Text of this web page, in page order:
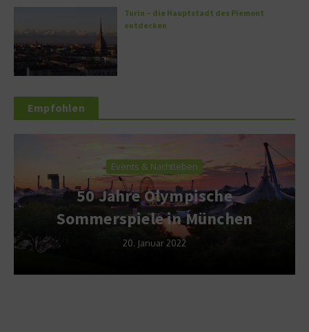
Turin – die Hauptstadt des Piemont
entdecken
Empfohlen
Events & Nachtleben
50 Jahre Olympische
Sommerspiele in München
20. Januar 2022